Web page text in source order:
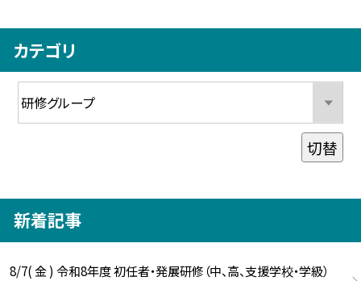
カテゴリ
切替
新着記事
8/7( 金 ) 令和8年度 初任者・発展研修（中、高、支援学校・学級）